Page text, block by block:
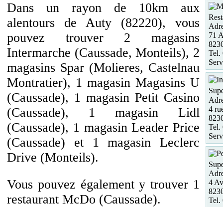
Dans un rayon de 10km aux
alentours de Auty (82220), vous
pouvez trouver 2 magasins
Intermarche (Caussade, Monteils), 2
magasins Spar (Molieres, Castelnau
Montratier), 1 magasin Magasins U
(Caussade), 1 magasin Petit Casino
(Caussade), 1 magasin Lidl
(Caussade), 1 magasin Leader Price
(Caussade) et 1 magasin Leclerc
Drive (Monteils).
Vous pouvez également y trouver 1
restaurant McDo (Caussade).
71
Tel.
4
Tel.
4
Tel.